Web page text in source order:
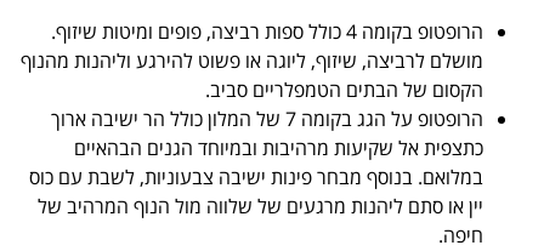
הרופטופ בקומה 4 כולל ספות רביצה, פופים ומיטות שיזוף.
מושלם לרביצה, שיזוף, ליוגה או פשוט להירגע וליהנות מהנוף
הקסום של הבתים הטמפלריים סביב.
הרופטופ על הגג בקומה 7 של המלון כולל הר ישיבה ארוך
כתצפית אל שקיעות מרהיבות ובמיוחד הגנים הבהאיים
במלואם. בנוסף מבחר פינות ישיבה צבעוניות, לשבת עם כוס
יין או סתם ליהנות מרגעים של שלווה מול הנוף המרהיב של
חיפה.